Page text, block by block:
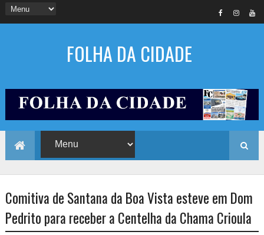
FOLHA DA CIDADE
Comitiva de Santana da Boa Vista esteve em Dom
Pedrito para receber a Centelha da Chama Crioula